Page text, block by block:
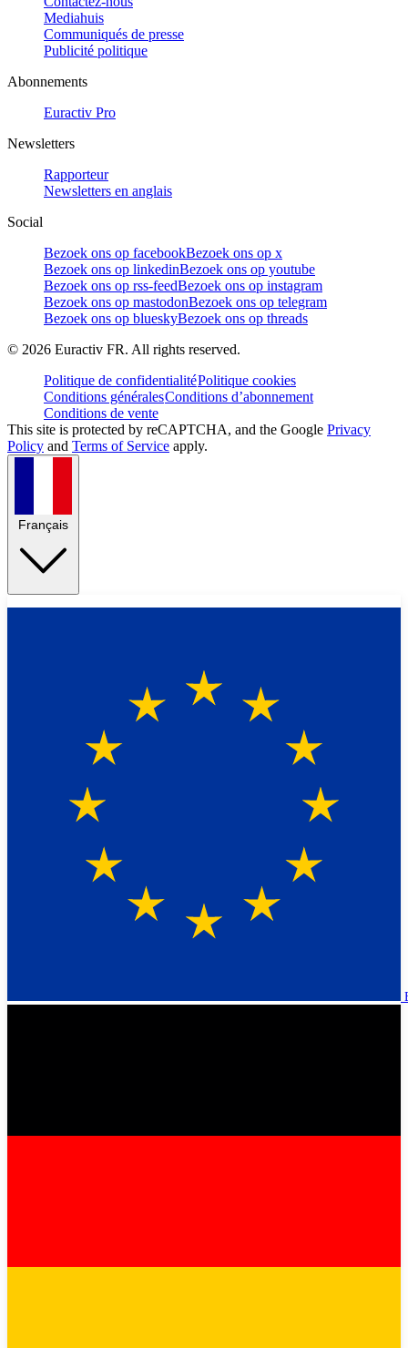
Mediahuis
Communiqués de presse
Publicité politique
Abonnements
Euractiv Pro
Newsletters
Rapporteur
Newsletters en anglais
Social
Bezoek ons op facebookBezoek ons op x
Bezoek ons op linkedinBezoek ons op youtube
Bezoek ons op rss-feedBezoek ons op instagram
Bezoek ons op mastodonBezoek ons op telegram
Bezoek ons op blueskyBezoek ons op threads
© 2026 Euractiv FR. All rights reserved.
Politique de confidentialitéPolitique cookies
Conditions généralesConditions d’abonnement
Conditions de vente
This site is protected by reCAPTCHA, and the Google Privacy
Policy and Terms of Service apply.
Français